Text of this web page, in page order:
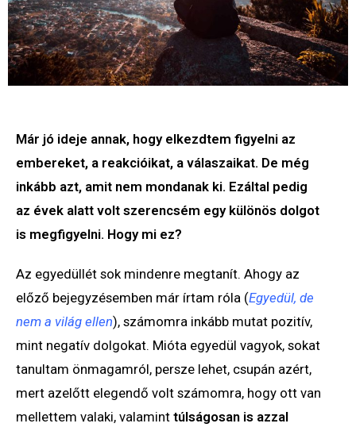
Már jó ideje annak, hogy elkezdtem figyelni az
embereket, a reakcióikat, a válaszaikat. De még
inkább azt, amit nem mondanak ki. Ezáltal pedig
az évek alatt volt szerencsém egy különös dolgot
is megfigyelni. Hogy mi ez?
Az egyedüllét sok mindenre megtanít. Ahogy az
előző bejegyzésemben már írtam róla (Egyedül, de
nem a világ ellen), számomra inkább mutat pozitív,
mint negatív dolgokat. Mióta egyedül vagyok, sokat
tanultam önmagamról, persze lehet, csupán azért,
mert azelőtt elegendő volt számomra, hogy ott van
mellettem valaki, valamint túlságosan is azzal